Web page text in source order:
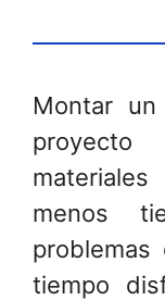
Montar
proyecto
menos
problemas
tiempo